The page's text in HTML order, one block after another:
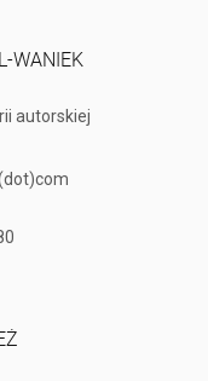
WANIEK
autorskiej